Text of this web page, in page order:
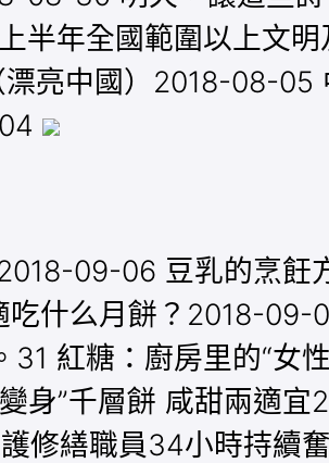
年全國範圍以上文
亮中國）2018-08-05
09-06 豆乳的烹飪
什么月餅？2018-09-
31 紅糖：廚房里的“女
身”千層餅 咸甜兩適
修繕職員34小時持續